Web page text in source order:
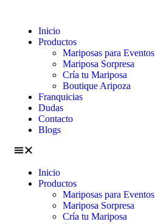
Inicio
Productos
Mariposas para Eventos
Mariposa Sorpresa
Cría tu Mariposa
Boutique Aripoza
Franquicias
Dudas
Contacto
Blogs
Inicio
Productos
Mariposas para Eventos
Mariposa Sorpresa
Cría tu Mariposa